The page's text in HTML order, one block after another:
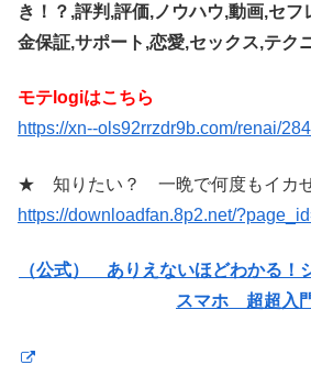
き！？,評判,評価,ノウハウ,動画,セフ
金保証,サポート,恋愛,セックス,テク
モテlogiはこちら
https://xn--ols92rrzdr9b.com/renai/
★ 知りたい？ 一晩で何度もイカせ
https://downloadfan.8p2.net/
（公式） ありえないほどわかる！
スマホ 超超入